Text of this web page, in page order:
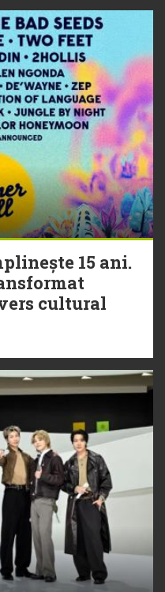
15 ani.
cultural